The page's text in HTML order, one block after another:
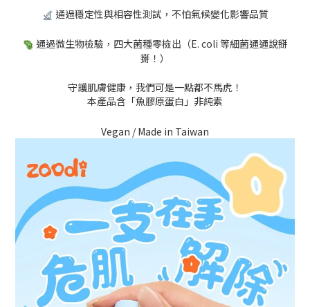
通過穩定性與相容性測試，不怕氣候變化影響品質
通過微生物檢驗，四大菌種零檢出（E. coli 等細菌通通說掰
掰！）
守護肌膚健康，我們可是一點都不馬虎！
本產品含「魚膠原蛋白」非純素
Vegan / Made in Taiwan